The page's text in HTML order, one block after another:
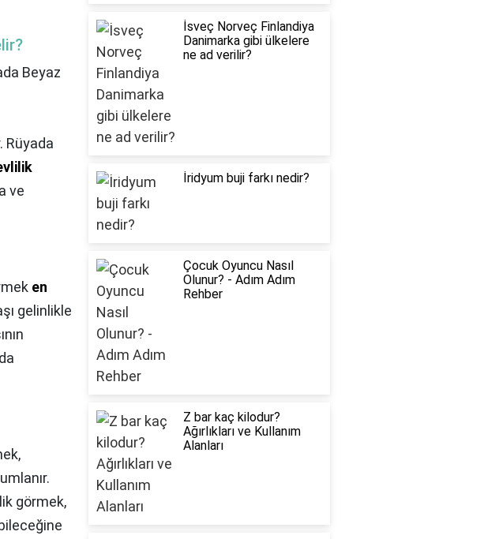
Beyaz
Rüyada
ve
en
gelinlikle
görmek,
İsveç Norveç Finlandiya
Danimarka gibi ülkelere
ne ad verilir?
İridyum buji farkı nedir?
Çocuk Oyuncu Nasıl
Olunur? - Adım Adım
Rehber
Z bar kaç kilodur?
Ağırlıkları ve Kullanım
Alanları